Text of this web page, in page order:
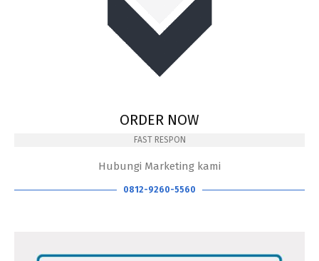
ORDER NOW
FAST RESPON
Hubungi Marketing kami
0812-9260-5560